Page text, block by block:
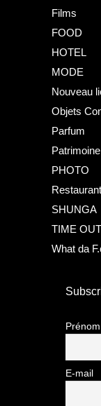
Films
FOOD
HOTEL
MODE
Nouveau
Objets
Parfum
Patrimoine
PHOTO
Restaurant
SHUNGA
TIME OUT
What da
Prénom
E-mail